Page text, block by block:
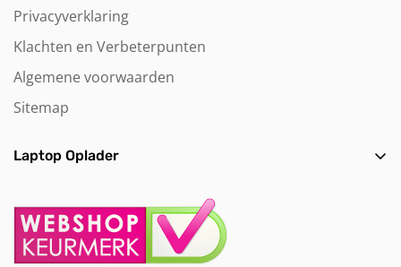
Privacyverklaring
Klachten en Verbeterpunten
Algemene voorwaarden
Sitemap
Laptop Oplader
Lenovo laptop oplader
Dell laptop oplader